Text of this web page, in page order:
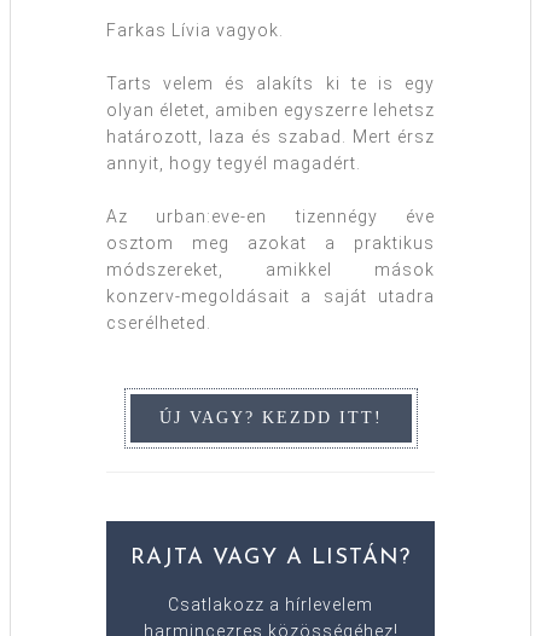
Farkas Lívia vagyok.
Tarts velem és alakíts ki te is egy
olyan életet, amiben egyszerre lehetsz
határozott, laza és szabad. Mert érsz
annyit, hogy tegyél magadért.
Az urban:eve-en tizennégy éve
osztom meg azokat a praktikus
módszereket, amikkel mások
konzerv-megoldásait a saját utadra
cserélheted.
RAJTA VAGY A LISTÁN?
Csatlakozz a hírlevelem
harmincezres közösségéhez!